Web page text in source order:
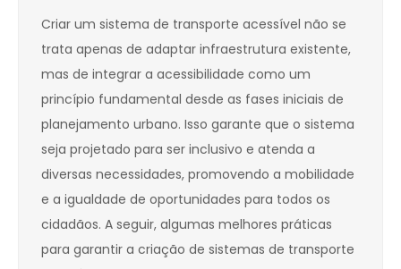
Criar um sistema de transporte acessível não se
trata apenas de adaptar infraestrutura existente,
mas de integrar a acessibilidade como um
princípio fundamental desde as fases iniciais de
planejamento urbano. Isso garante que o sistema
seja projetado para ser inclusivo e atenda a
diversas necessidades, promovendo a mobilidade
e a igualdade de oportunidades para todos os
cidadãos. A seguir, algumas melhores práticas
para garantir a criação de sistemas de transporte